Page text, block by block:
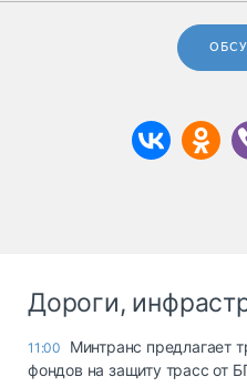
Дороги,
11:00
Минтранс предлагает
фондов на защиту трасс от